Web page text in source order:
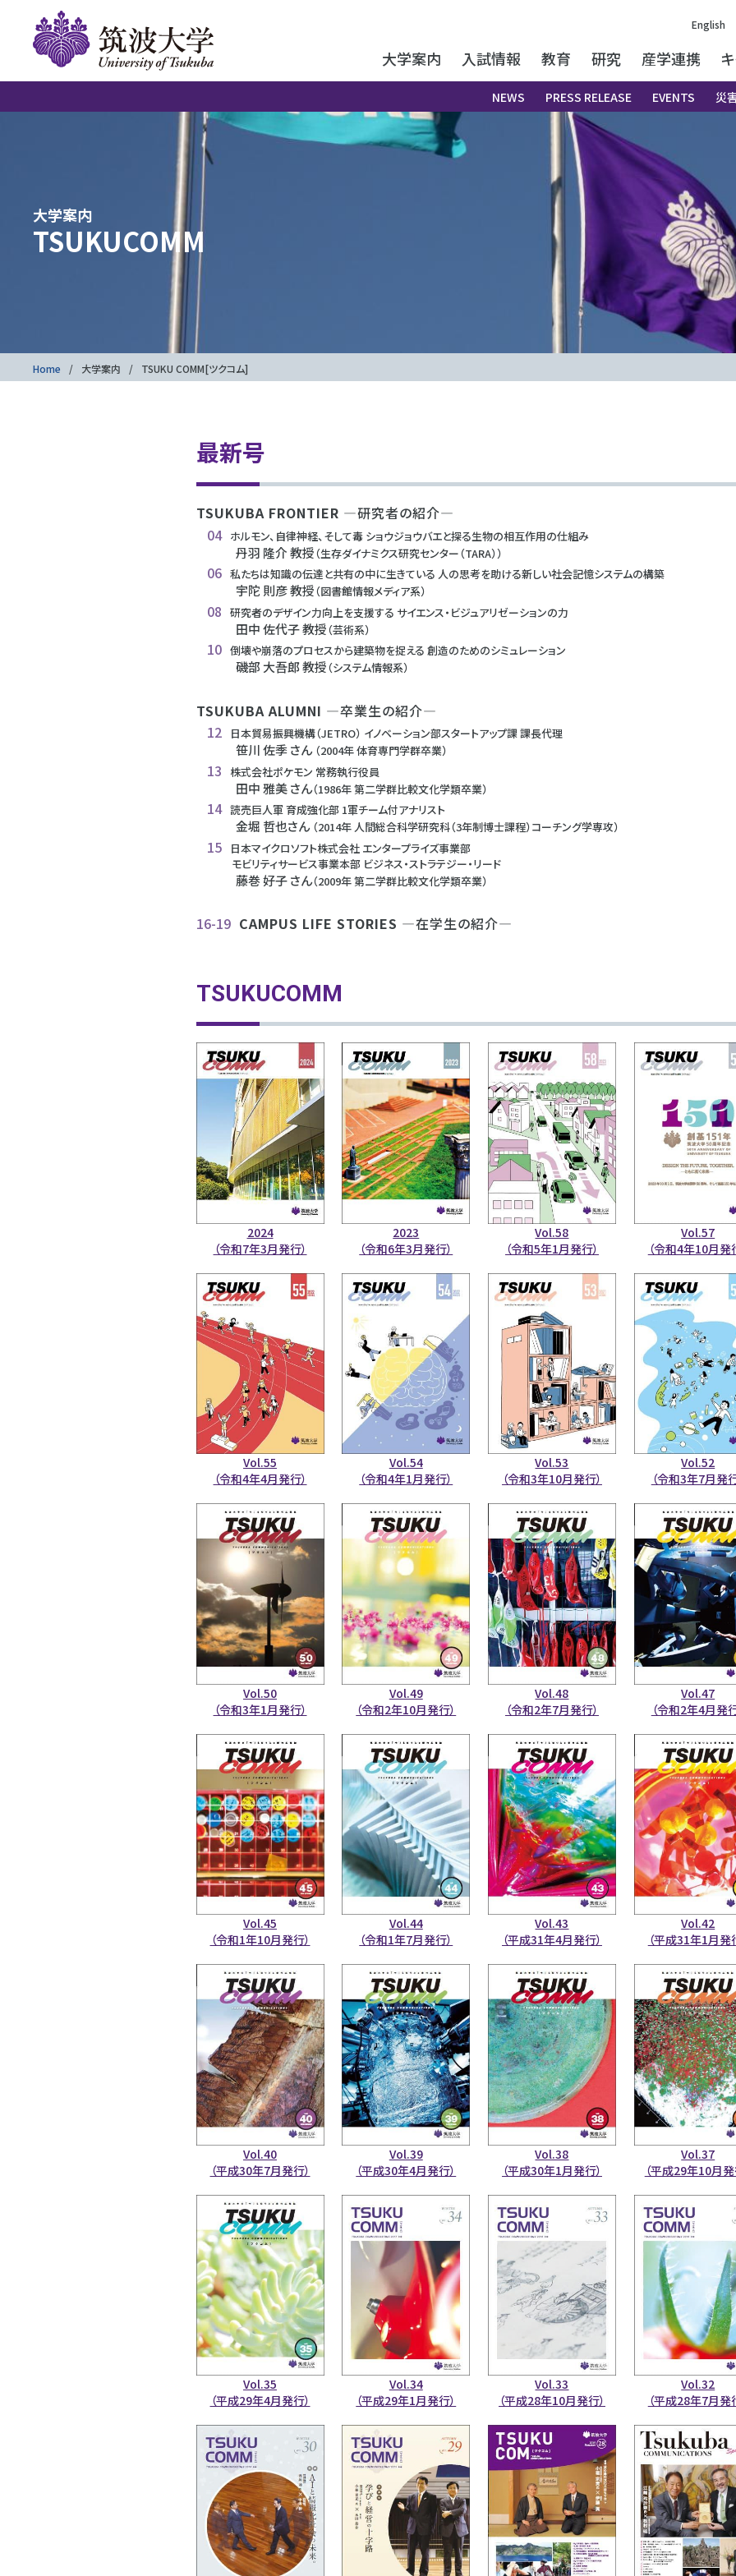
English
大学案内 入試情報 教育 研究 産学連携
NEWS PRESS RELEASE EVENTS 災
大学案内
TSUKUCOMM
Home 大学案内 TSUKU COMM[ツクコム]
最新号
TSUKUBA FRONTIER —研究者の紹介—
04
ホルモン、自律神経、そして毒 ショウジョウバエと探る生物の相互作用の仕組み
丹羽 隆介 教授 （生存ダイナミクス研究センター（TARA））
06 私たちは知識の伝達と共有の中に生きている 人の思考を助ける新しい社会記憶システムの構築
宇陀 則彦 教授 （図書館情報メディア系）
08 研究者のデザイン力向上を支援する サイエンス・ビジュアリゼーションの力
田中 佐代子 教授 （芸術系）
10 倒壊や崩落のプロセスから建築物を捉える 創造のためのシミュレーション
磯部 大吾郎 教授 （システム情報系）
TSUKUBA ALUMNI —卒業生の紹介—
12
日本貿易振興機構（JETRO） イノベーション部スタートアップ課 課長代理
笹川 佐季 さん （2004年 体育専門学群卒業）
13 株式会社ポケモン 常務執行役員
田中 雅美 さん（1986年 第二学群比較文化学類卒業）
14 読売巨人軍 育成強化部 1軍チーム付アナリスト
金堀 哲也さん （2014年 人間総合科学研究科（3年制博士課程）コーチング学専攻）
15
日本マイクロソフト株式会社 エンタープライズ事業部
モビリティサービス事業本部 ビジネス・ストラテジー・リード
藤巻 好子 さん（2009年 第二学群比較文化学類卒業）
16-19 CAMPUS LIFE STORIES —在学生の紹介—
TSUKUCOMM
2024
（令和7年3月発行）
2023
（令和6年3月発行）
Vol.58
（令和5年1月発行）
Vol.57
（令和4年10月発
Vol.55
（令和4年4月発行）
Vol.54
（令和4年1月発行）
Vol.53
（令和3年10月発行）
Vol.52
（令和3年7月発
Vol.50
（令和3年1月発行）
Vol.49
（令和2年10月発行）
Vol.48
（令和2年7月発行）
Vol.47
（令和2年4月発
Vol.45
（令和1年10月発行）
Vol.44
（令和1年7月発行）
Vol.43
（平成31年4月発行）
Vol.42
（平成31年1月発
Vol.40
（平成30年7月発行）
Vol.39
（平成30年4月発行）
Vol.38
（平成30年1月発行）
Vol.37
（平成29年10月発
Vol.35
（平成29年4月発行）
Vol.34
（平成29年1月発行）
Vol.33
（平成28年10月発行）
Vol.32
（平成28年7月発